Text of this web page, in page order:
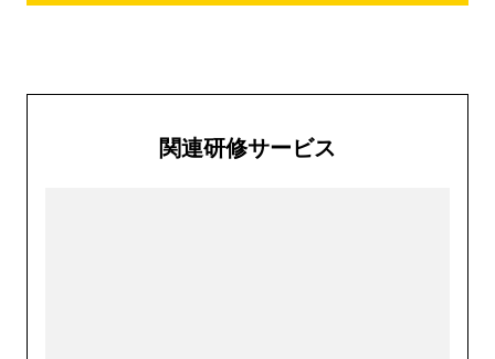
関連研修サービス